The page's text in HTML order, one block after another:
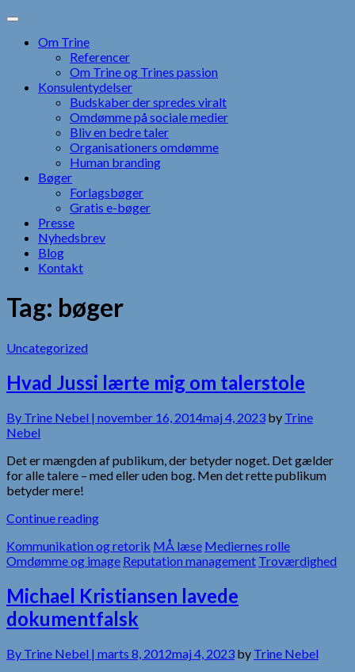
Skip
contentOm Trine
Referencer
Om Trine og Trines passion
Konsulentydelser
Budskaber der spredes viralt
Omdømme på sociale medier
Bliv en bedre taler
Organisationers omdømme
Human branding
Bøger
Forlagsbøger
Gratis e-bøger
Presse
Nyhedsbrev
Blog
Kontakt
Tag: bøger
Uncategorized
Hvad Jussi lærte mig om talerstole
By Trine Nebel | november 16, 2014maj 4, 2023 by Trine
Nebel
Det er mængden af publikum, der betyder noget. Det gælder
for alle talere – med eller uden bog. Men det rette publikum
betyder mere!
Continue reading
Kommunikation og retorik MÅ læse Mediernes rolle
Omdømme og image Reputation management Troværdighed
Michael Kristiansen lavede
dokumentfalsk
By Trine Nebel | marts 8, 2012maj 4, 2023 by Trine Nebel